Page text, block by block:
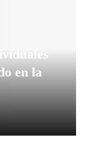
en la